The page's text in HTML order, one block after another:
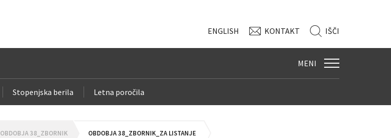
ENGLISH KONTAKT IŠČI
MENI
Stopenjska berila Letna poročila
OBDOBJA 38_ZBORNIK OBDOBJA 38_ZBORNIK_ZA LISTANJE